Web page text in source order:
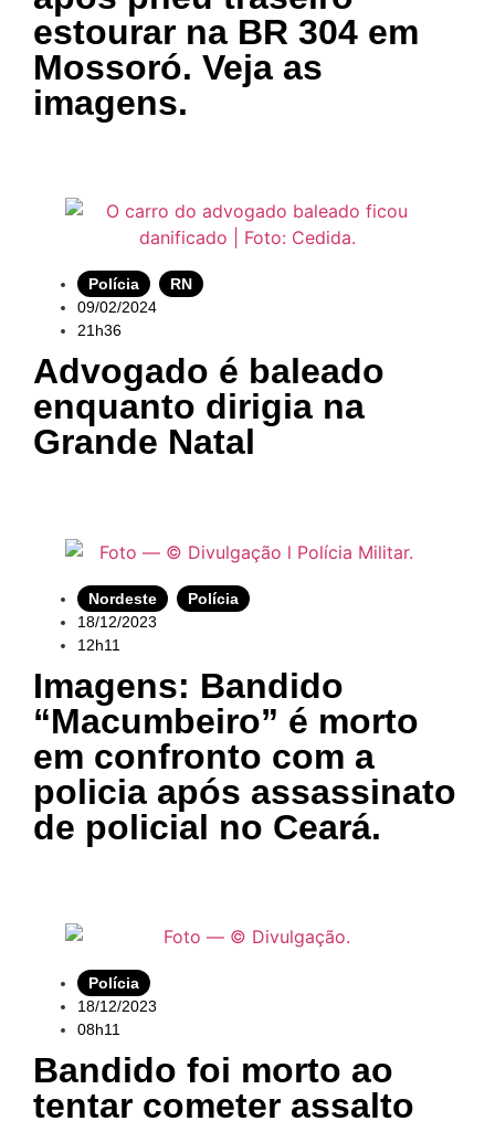
estourar na BR 304 em
Mossoró. Veja as
imagens.
Polícia
RN
09/02/2024
21h36
Advogado é baleado
enquanto dirigia na
Grande Natal
Nordeste
Polícia
18/12/2023
12h11
Imagens: Bandido
“Macumbeiro” é morto
em confronto com a
policia após assassinato
de policial no Ceará.
Polícia
18/12/2023
08h11
Bandido foi morto ao
tentar cometer assalto